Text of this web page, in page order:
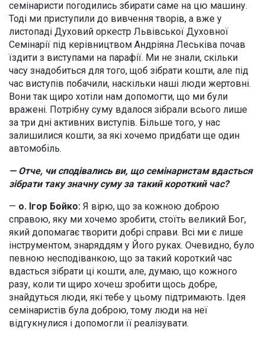
семінаристи погодились збирати саме на цю машину.
Тоді ми приступили до вивчення творів, а вже у
листопаді Духовий оркестр Львівської Духовної
Семінарії під керівництвом Андріяна Леськіва почав
їздити з виступами на парафії. Ми не знали, скільки
часу знадобиться для того, щоб зібрати кошти, але під
час виступів побачили, наскільки наші люди жертовні.
Вони так щиро хотіли нам допомогти, що ми були
вражені. Потрібну суму вдалося зібрали всього лише
за три дні активних виступів. Більше того, у нас
залишилися кошти, за які хочемо придбати ще один
автомобіль.
— Отче, чи сподівались ви, що семінаристам вдасться
зібрати таку значну суму за такий короткий час?
— о. Ігор Бойко: Я вірю, що за кожною доброю
справою, яку ми хочемо зробити, стоїть великий Бог,
який допомагає творити добрі справи. Всі ми є лише
інструментом, знаряддям у Його руках. Очевидно, було
певною несподіванкою, що за такий короткий час
вдасться зібрати ці кошти, але, думаю, що кожного
разу, коли ти щиро хочеш зробити щось добре,
знайдуться люди, які тебе у цьому підтримають. Ідея
семінаристів була доброю, тому люди на неї
відгукнулися і допомогли її реалізувати.